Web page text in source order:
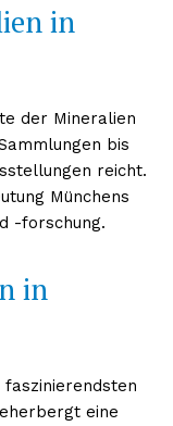
in
der Mineralien
bis
reicht.
Münchens
-forschung.
in
eine